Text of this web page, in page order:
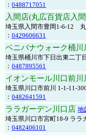
： 0488717051
入間店(丸広百貨店入
埼玉県入間市豊岡1-6-12
： 0429606631
ベニバナウォーク桶川
埼玉県桶川市下日出東二
： 0487895561
イオンモール川口前川
埼玉県川口市前川 1-1-11-
： 0482641591
ララガーデン川口店 地
埼玉県川口市宮町18-9 ララ
： 0482406101